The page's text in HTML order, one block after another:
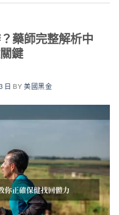
藥師完整解析中
鍵
日 BY 美國黑金